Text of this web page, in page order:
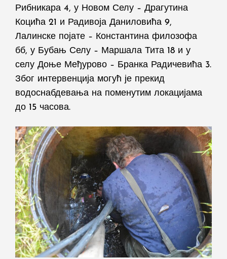
Рибникара 4, у Новом Селу – Драгутина
Коцића 21 и Радивоја Даниловића 9,
Лалинске појате – Константина филозофа
бб, у Бубањ Селу – Маршала Тита 18 и у
селу Доње Међурово – Бранка Радичевића 3.
Због интервенција могућ је прекид
водоснабдевања на поменутим локацијама
до 15 часова.